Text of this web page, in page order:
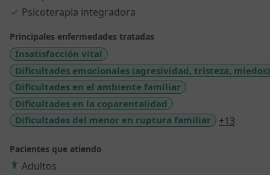
Psicoterapia integradora
Principales enfermedades tratadas
Insatisfacción vital
Dificultades emocionales (agresividad, tristeza, miedos)
Dificultades en el ambiente familiar
Dificultades en la coparentalidad
Dificultades del menor en ruptura familiar
+13
Pacientes que atiendo
Adultos